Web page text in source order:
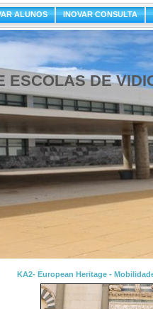
ALUNOS INOVAR CONSULTA
ESCOLAS DE
KA2- European Heritage -